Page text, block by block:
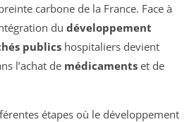
carbone de la France. Face à
du développement
publics hospitaliers devient
l’achat de médicaments et de
étapes où le développement